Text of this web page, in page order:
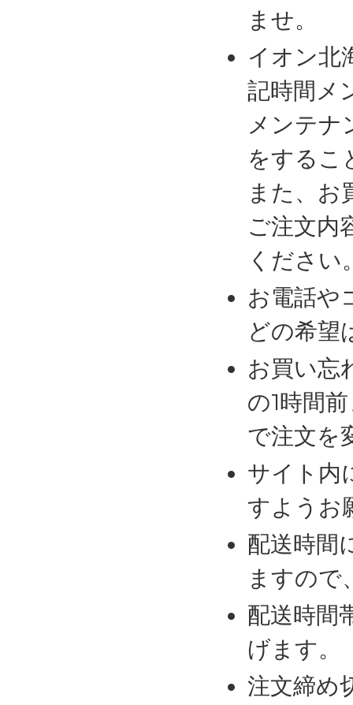
ませ。
イオン北
記時間メ
メンテナ
をするこ
また、お
ご注文内
ください
お電話や
どの希望
お買い忘
の1時間
で注文を
サイト内
すようお
配送時間
ますので
配送時間
げます。
注文締め